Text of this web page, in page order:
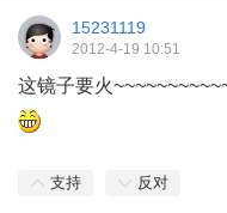
15231119
2012-4-19 10:51
这镜子要火
支持 反对